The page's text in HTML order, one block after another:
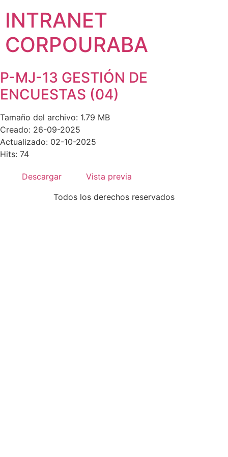
INTRANET
CORPOURABA
P-MJ-13 GESTIÓN DE
ENCUESTAS (04)
Tamaño del archivo: 1.79 MB
Creado: 26-09-2025
Actualizado: 02-10-2025
Hits: 74
Descargar
Vista previa
Todos los derechos reservados